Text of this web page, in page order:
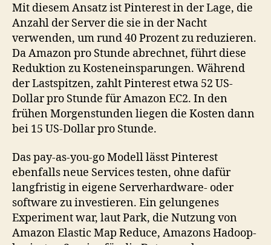
Mit diesem Ansatz ist Pinterest in der Lage, die
Anzahl der Server die sie in der Nacht
verwenden, um rund 40 Prozent zu reduzieren.
Da Amazon pro Stunde abrechnet, führt diese
Reduktion zu Kosteneinsparungen. Während
der Lastspitzen, zahlt Pinterest etwa 52 US-
Dollar pro Stunde für Amazon EC2. In den
frühen Morgenstunden liegen die Kosten dann
bei 15 US-Dollar pro Stunde.
Das pay-as-you-go Modell lässt Pinterest
ebenfalls neue Services testen, ohne dafür
langfristig in eigene Serverhardware- oder
software zu investieren. Ein gelungenes
Experiment war, laut Park, die Nutzung von
Amazon Elastic Map Reduce, Amazons Hadoop-